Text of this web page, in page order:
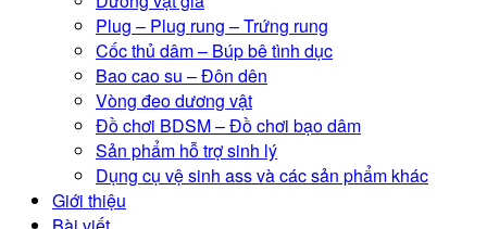
Plug – Plug rung – Trứng rung
Cốc thủ dâm – Búp bê tình dục
Bao cao su – Đôn dên
Vòng đeo dương vật
Đồ chơi BDSM – Đồ chơi bạo dâm
Sản phẩm hỗ trợ sinh lý
Dụng cụ vệ sinh ass và các sản phẩm khác
Giới thiệu